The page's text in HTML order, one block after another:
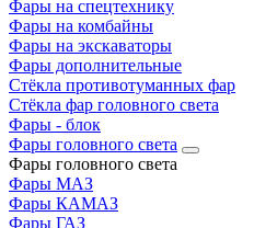
Фары на спецтехнику
Фары на комбайны
Фары на экскаваторы
Фары дополнительные
Стёкла противотуманных фар
Стёкла фар головного света
Фары - блок
Фары головного света
Фары головного света
Фары МАЗ
Фары КАМАЗ
Фары ГАЗ